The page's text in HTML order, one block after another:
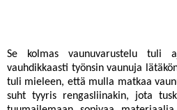
Se kolmas vaunuvarustelu tuli
vauhdikkaasti työnsin vaunuja
tuli mieleen, että mulla matkaa
suht tyyris rengasliinakin, jota